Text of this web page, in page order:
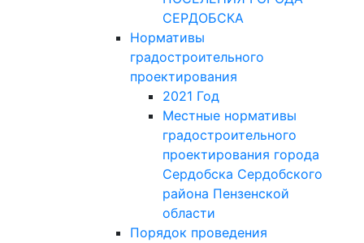
СЕРДОБСКА
Нормативы
градостроительного
проектирования
2021 Год
Местные нормативы
градостроительного
проектирования города
Сердобска Сердобского
района Пензенской
области
Порядок проведения